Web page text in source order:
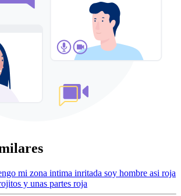
mi zona intima inritada soy hombre asi roja
y unas partes roja